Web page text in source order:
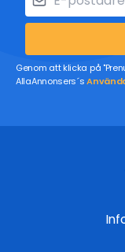
Genom att klicka på
AllaAnnonsers´s